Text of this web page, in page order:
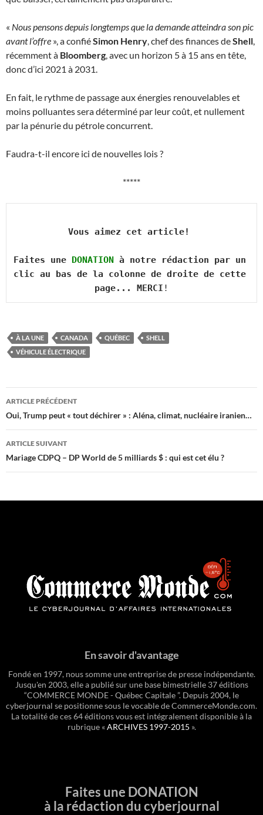
« Nous pensons depuis longtemps que la demande atteindra son pic
avant l’offre », a confiéSimon Henry, chef des finances deShell,
récemment à Bloomberg, avec un horizon 5 à 15 ans en tête,
donc d’ici 2021 à 2031.
En fait, le rythme de passage aux énergies renouvelables et
moins polluantes sera déterminé par leur coût, et nullement
par la pénurie du pétrole concurrent.
Faudra-t-il encore ici de nouvelles lois ?
*****
Vous aimez cet article!
Faites une DONATION
à notre rédaction par un
clic au bas de la colonne de droite de cette
page... MERCI !
À LA UNE CANADA QUÉBEC
SHELL
VÉHICULE ÉLECTRIQUE
Navigation
des
articles
ARTICLE PRÉCÉDENT
Oui, Trump peut « tout déchirer » : Aléna, climat, nucléaire iranien…
ARTICLE SUIVANT
Mariage CDPQ – DP World de 5 milliards $ : qui est cet élu ?
En savoir d'avantage
Fondé en 1997, nous somme une entreprise de presse indépendante.
Jusqu'en 2003, elle a publié sur une base bimestrielle 37 éditions
“COMMERCE MONDE - Québec Capitale ”. Depuis 2004, le
cyberjournal se positionne sous le vocable de CommerceMonde.com.
La totalité de ces 64 éditions vous est intégralement disponible à la
rubrique «ARCHIVES 1997-2015 ».
Faites une DONATION
à la rédaction du cyberjournal